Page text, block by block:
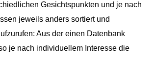
Gesichtspunkten und je nach
jeweils anders sortiert und
Aus der einen Datenbank
je nach individuellem Interesse die